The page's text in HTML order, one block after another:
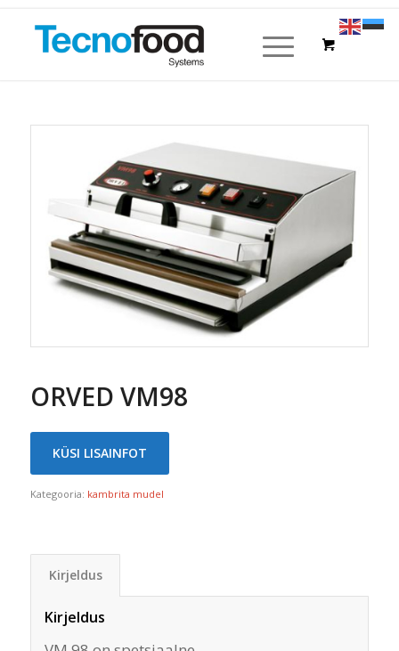
ORVED VM98
KÜSI LISAINFOT
Kategooria: kambrita mudel
Kirjeldus
Kirjeldus